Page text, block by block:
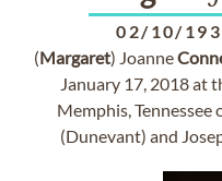
02/10/
(Margaret) Joanne
January 17, 2018 at
Memphis,
(Dunevant) and